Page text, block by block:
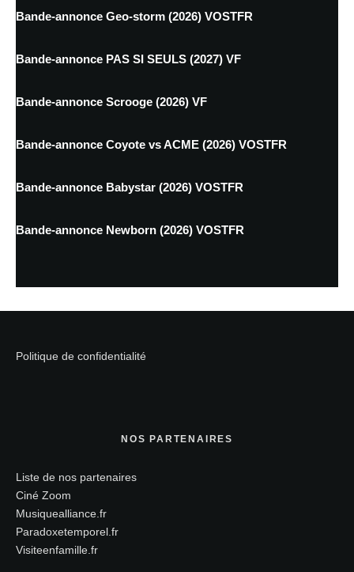
Bande-annonce Geo-storm (2026) VOSTFR
Bande-annonce PAS SI SEULS (2027) VF
Bande-annonce Scrooge (2026) VF
Bande-annonce Coyote vs ACME (2026) VOSTFR
Bande-annonce Babystar (2026) VOSTFR
Bande-annonce Newborn (2026) VOSTFR
Politique de confidentialité
NOS PARTENAIRES
Liste de nos partenaires
Ciné Zoom
Musiquealliance.fr
Paradoxetemporel.fr
Visiteenfamille.fr